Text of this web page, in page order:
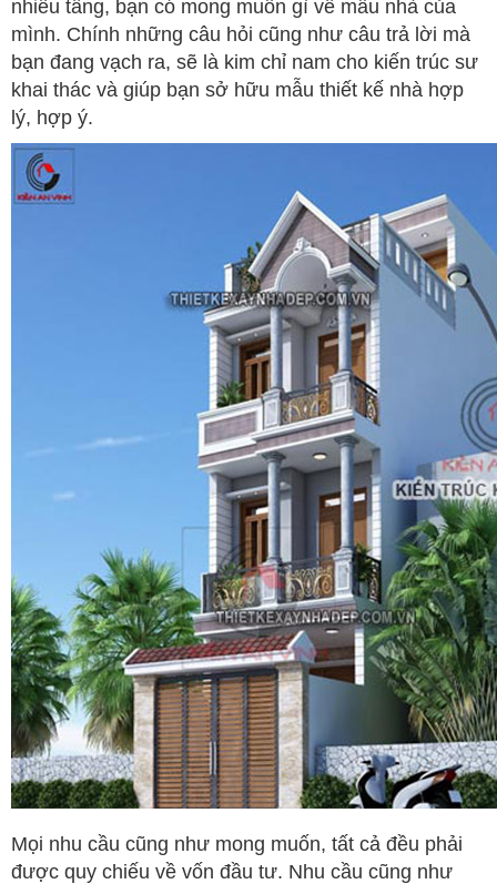
nhiêu tầng, bạn có mong muốn gì về mẫu nhà của
mình. Chính những câu hỏi cũng như câu trả lời mà
bạn đang vạch ra, sẽ là kim chỉ nam cho kiến trúc sư
khai thác và giúp bạn sở hữu mẫu thiết kế nhà hợp
lý, hợp ý.
Mọi nhu cầu cũng như mong muốn, tất cả đều phải
được quy chiếu về vốn đầu tư. Nhu cầu cũng như